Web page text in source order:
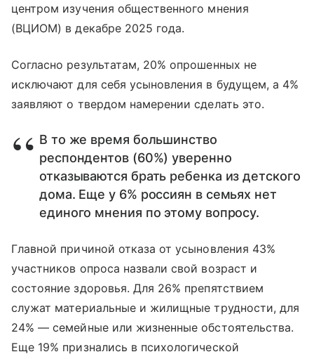
центром изучения общественного мнения
(ВЦИОМ) в декабре 2025 года.
Согласно результатам, 20% опрошенных не
исключают для себя усыновления в будущем, а 4%
заявляют о твердом намерении сделать это.
В то же время большинство
респондентов (60%) уверенно
отказываются брать ребенка из детского
дома. Еще у 6% россиян в семьях нет
единого мнения по этому вопросу.
Главной причиной отказа от усыновления 43%
участников опроса назвали свой возраст и
состояние здоровья. Для 26% препятствием
служат материальные и жилищные трудности, для
24% — семейные или жизненные обстоятельства.
Еще 19% признались в психологической